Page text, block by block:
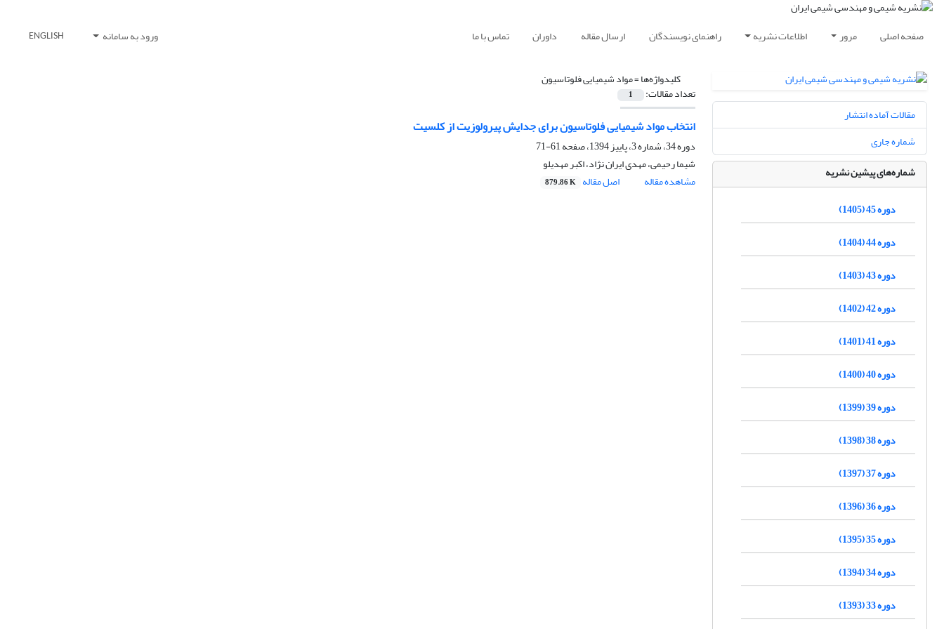
صفحه اصلی مرور اطلاعات نشریه راهنمای نویسندگان ارسال مقاله داوران تماس با ما ورود به سامانه ENGLISH
کلیدواژه‌ها =مواد شیمیایی فلوتاسیون
تعداد مقالات: 1
انتخاب مواد شیمیایی فلوتاسیون برای جدایش پیرولوزیت از کلسیت
دوره 34، شماره 3، پاییز 1394، صفحه
61-71
شیما رحیمی، مهدی ایران نژاد، اکبر مهدیلو
مشاهده مقاله
اصل مقاله 879.86 K
مقالات آماده انتشار
شماره جاری
شماره‌های پیشین نشریه
دوره 45 (1405)
دوره 44 (1404)
دوره 43 (1403)
دوره 42 (1402)
دوره 41 (1401)
دوره 40 (1400)
دوره 39 (1399)
دوره 38 (1398)
دوره 37 (1397)
دوره 36 (1396)
دوره 35 (1395)
دوره 34 (1394)
دوره 33 (1393)